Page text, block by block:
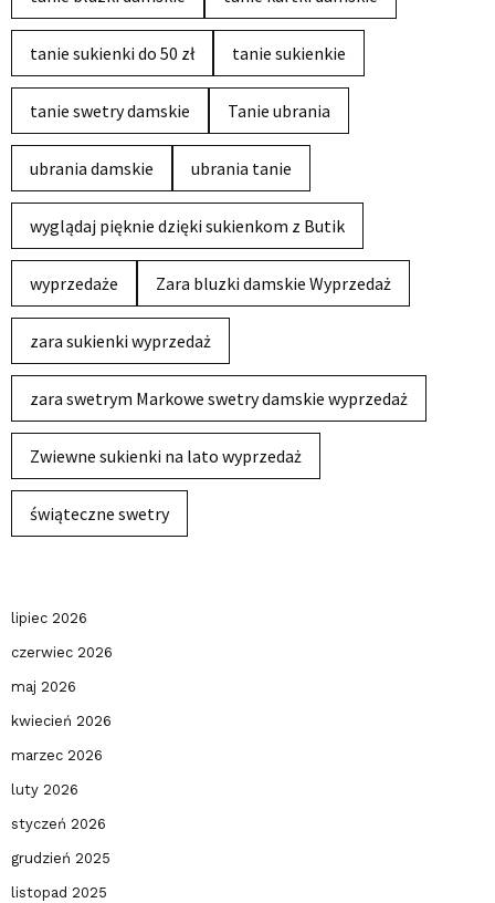
tanie sukienki do 50 zł tanie sukienkie
tanie swetry damskie Tanie ubrania
ubrania damskie ubrania tanie
wyglądaj pięknie dzięki sukienkom z Butik
wyprzedaże Zara bluzki damskie Wyprzedaż
zara sukienki wyprzedaż
zara swetrym Markowe swetry damskie wyprzedaż
Zwiewne sukienki na lato wyprzedaż
świąteczne swetry
lipiec 2026
czerwiec 2026
maj 2026
kwiecień 2026
marzec 2026
luty 2026
styczeń 2026
grudzień 2025
listopad 2025